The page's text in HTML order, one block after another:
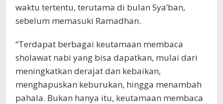
waktu tertentu, terutama di bulan Sya’ban,
sebelum memasuki Ramadhan.
“Terdapat berbagai keutamaan membaca
sholawat nabi yang bisa dapatkan, mulai dari
meningkatkan derajat dan kebaikan,
menghapuskan keburukan, hingga menambah
pahala. Bukan hanya itu, keutamaan membaca